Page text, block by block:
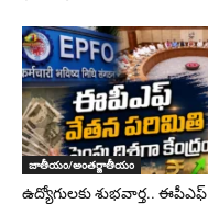
జాతీయం/అంతర్జాతీయం
ఉద్యోగులకు శుభవార్త.. ఈపీఎఫ్‌